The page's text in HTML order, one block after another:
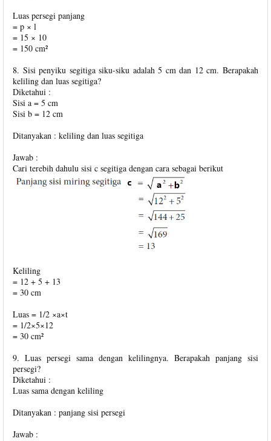
Luas persegi panjang
= p × l
= 15 × 10
= 150 cm²
8. Sisi penyiku segitiga siku-siku adalah 5 cm dan 12 cm. Berapakah
keliling dan luas segitiga?
Diketahui :
Sisi a = 5 cm
Sisi b = 12 cm
Ditanyakan : keliling dan luas segitiga
Jawab :
Cari terebih dahulu sisi c segitiga dengan cara sebagai berikut
Keliling
= 12 + 5 + 13
= 30 cm
Luas = 1/2 ×a×t
= 1/2×5×12
= 30 cm²
9. Luas persegi sama dengan kelilingnya. Berapakah panjang sisi
persegi?
Diketahui :
Luas sama dengan keliling
Ditanyakan : panjang sisi persegi
Jawab :